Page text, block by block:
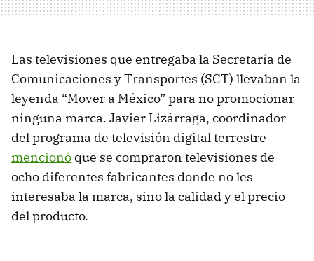
Las televisiones que entregaba la Secretaría de
Comunicaciones y Transportes (SCT) llevaban la
leyenda “Mover a México” para no promocionar
ninguna marca. Javier Lizárraga, coordinador
del programa de televisión digital terrestre
mencionó que se compraron televisiones de
ocho diferentes fabricantes donde no les
interesaba la marca, sino la calidad y el precio
del producto.